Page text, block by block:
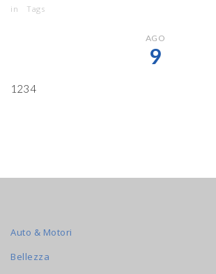
in Tags
AGO
9
1234
Auto & Motori
Bellezza